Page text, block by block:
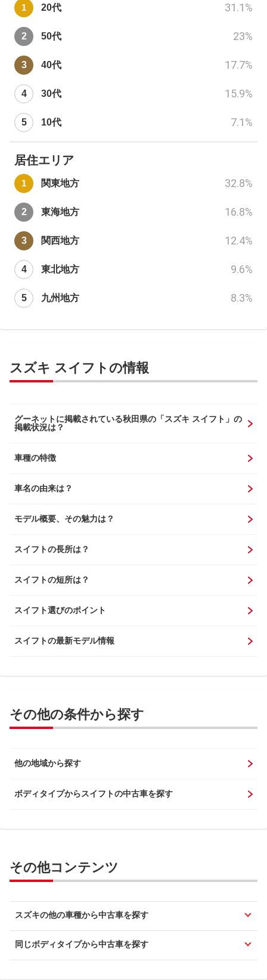
20代 31.1%
50代 23%
40代 17.7%
30代 15.9%
10代 7.1%
居住エリア
関東地方 32.8%
東海地方 16.8%
関西地方 12.4%
東北地方 9.6%
九州地方 8.3%
スズキ スイフトの情報
グーネットに掲載されている秋田県の「スズキ スイフト」の
掲載状況は？
車種の特徴
車名の由来は？
モデル概要、その魅力は？
スイフトの長所は？
スイフトの短所は？
スイフト選びのポイント
スイフトの最新モデル情報
その他の条件から探す
他の地域から探す
ボディタイプからスイフトの中古車を探す
その他コンテンツ
スズキの他の車種から中古車を探す
同じボディタイプから中古車を探す